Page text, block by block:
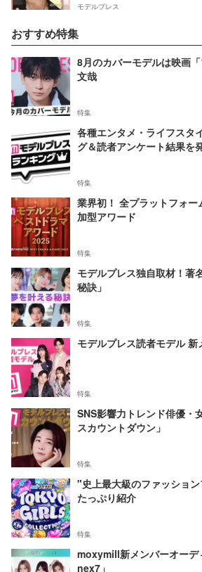
モデルプレス
おすすめ特集
8月のカバーモデルは映画
文哉
特集
各種エンタメ・ライフスタ
グ＆読者アンケート結果を
特集
業界初！ 全プラットフォ
加型アワード
特集
モデルプレス独自取材！著
秘訣」
特集
モデルプレス読者モデル 新
特集
SNS影響力トレンド俳優・
スカウントダウン」
特集
"史上最大級のファッショ
たっぷり紹介
特集
moxymill新メンバーオー
nex7」